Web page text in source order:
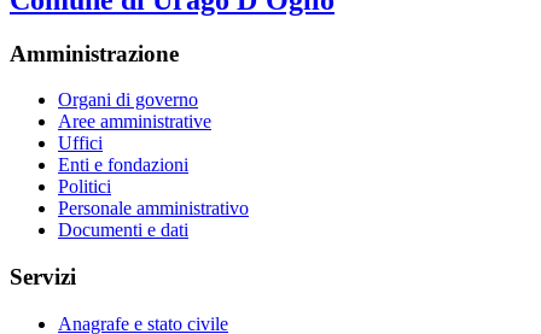
Amministrazione
Organi di governo
Aree amministrative
Uffici
Enti e fondazioni
Politici
Personale amministrativo
Documenti e dati
Servizi
Anagrafe e stato civile